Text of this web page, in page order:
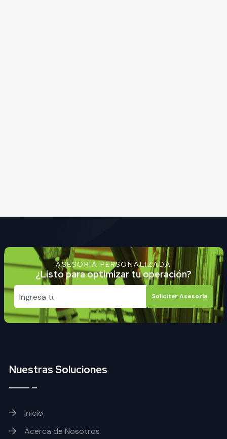
ASESORÍA PERSONALIZADA
¿Listo para optimizar tu operación?
Solicitar Asesoría
Nuestras Soluciones
Inicio
Acerca de Nosotros